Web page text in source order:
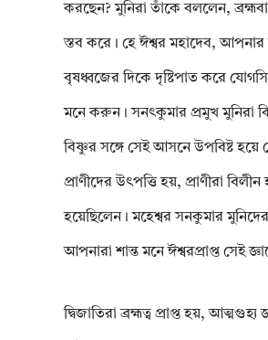
করছেন? মুনিরা তাঁকে বললেন,
স্তব করে। হে ঈশ্বর মহাদেব,
বৃষধ্বজের দিকে দৃষ্টিপাত করে
মনে করুন। সনৎকুমার প্রমুখ মুনিরা
বিষ্ণুর সঙ্গে সেই আসনে উপবিষ্ট হয়ে
প্রাণীদের উৎপত্তি হয়, প্রাণীরা
হয়েছিলেন। মহেশ্বর সনকুমার
আপনারা শান্ত মনে ঈশ্বরপ্রাপ্ত সেই
দ্বিজাতিরা ব্ৰহ্মত্ব প্রাপ্ত হয়,